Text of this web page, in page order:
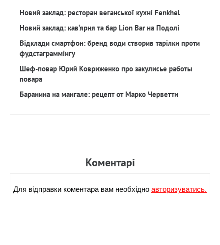
Новий заклад: ресторан веганської кухні Fenkhel
Новий заклад: кав‘ярня та бар Lion Bar на Подолі
Відклади смартфон: бренд води створив тарілки проти
фудстаграммінгу
Шеф-повар Юрий Ковриженко про закулисье работы
повара
Баранина на мангале: рецепт от Марко Черветти
Коментарi
Для вiдправки коментара вам необхiдноавторизуватись.